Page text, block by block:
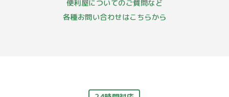
便利屋についてのご質問など
各種お問い合わせはこちらから